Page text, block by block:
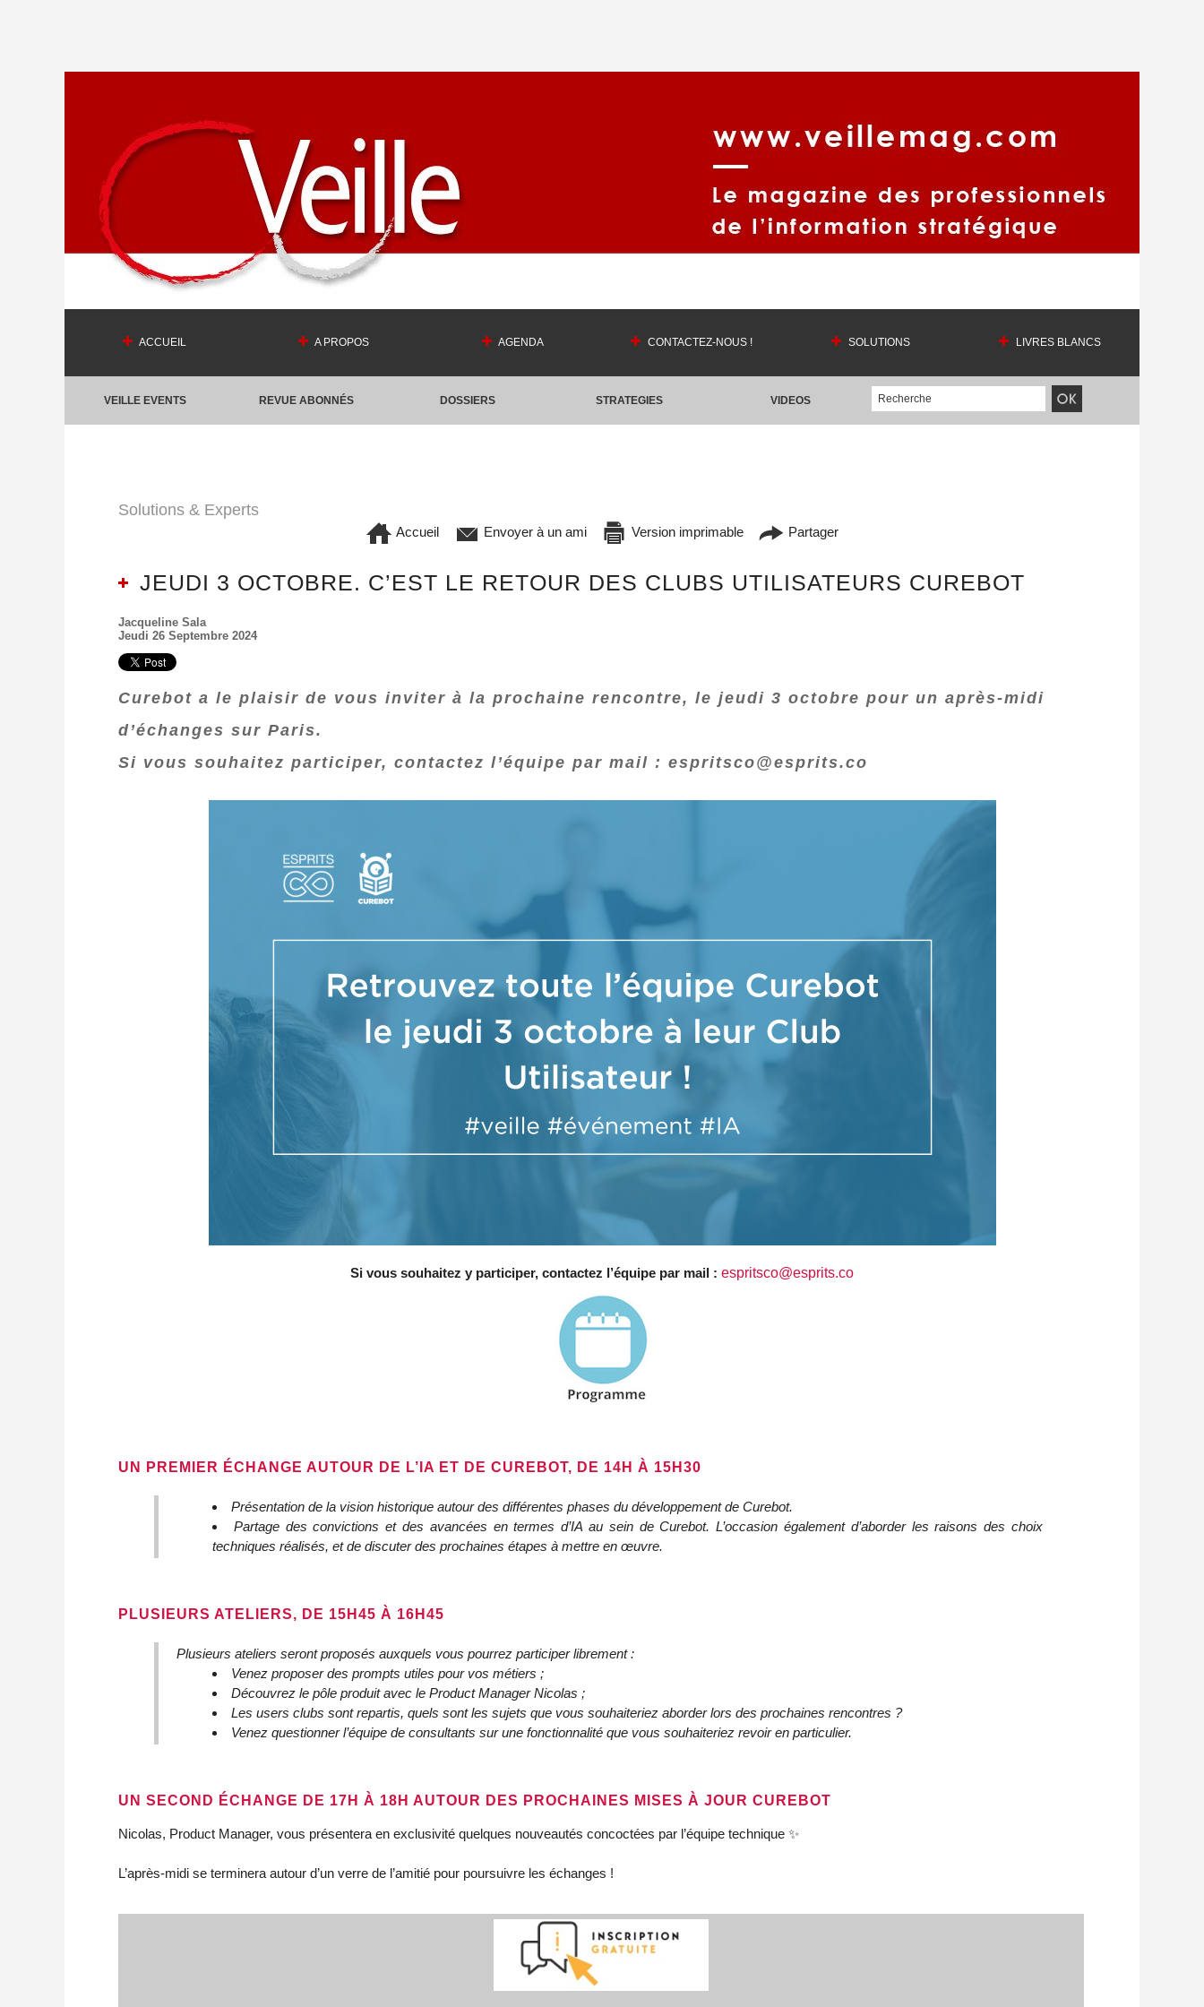
ACCUEIL A PROPOS AGENDA CONTACTEZ-NOUS ! SOLUTIONS LIVRES BLANCS
VEILLE EVENTS REVUE ABONNÉS DOSSIERS STRATEGIES VIDEOS
Solutions & Experts
Accueil Envoyer à un ami Version imprimable Partager
JEUDI 3 OCTOBRE. C’EST LE RETOUR DES CLUBS UTILISATEURS CUREBOT
Jacqueline Sala
Jeudi 26 Septembre 2024
Curebot a le plaisir de vous inviter à la prochaine rencontre, le jeudi 3 octobre pour un après-midi
d’échanges sur Paris.
Si vous souhaitez participer, contactez l’équipe par mail : espritsco@esprits.co
Si vous souhaitez y participer, contactez l’équipe par mail : espritsco@esprits.co
UN PREMIER ÉCHANGE AUTOUR DE L’IA ET DE CUREBOT, DE 14H À 15H30
Présentation de la vision historique autour des différentes phases du développement de Curebot.
Partage des convictions et des avancées en termes d’IA au sein de Curebot. L’occasion également d’aborder les raisons des choix
techniques réalisés, et de discuter des prochaines étapes à mettre en œuvre.
PLUSIEURS ATELIERS, DE 15H45 À 16H45
Plusieurs ateliers seront proposés auxquels vous pourrez participer librement :
Venez proposer des prompts utiles pour vos métiers ;
Découvrez le pôle produit avec le Product Manager Nicolas ;
Les users clubs sont repartis, quels sont les sujets que vous souhaiteriez aborder lors des prochaines rencontres ?
Venez questionner l’équipe de consultants sur une fonctionnalité que vous souhaiteriez revoir en particulier.
UN SECOND ÉCHANGE DE 17H À 18H AUTOUR DES PROCHAINES MISES À JOUR CUREBOT
Nicolas, Product Manager, vous présentera en exclusivité quelques nouveautés concoctées par l’équipe technique ✨
L’après-midi se terminera autour d’un verre de l’amitié pour poursuivre les échanges !